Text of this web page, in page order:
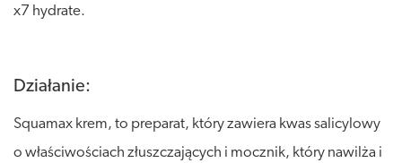
x7 hydrate.
Działanie:
Squamax krem, to preparat, który zawiera kwas salicylowy
o właściwościach złuszczających i mocznik, który nawilża i